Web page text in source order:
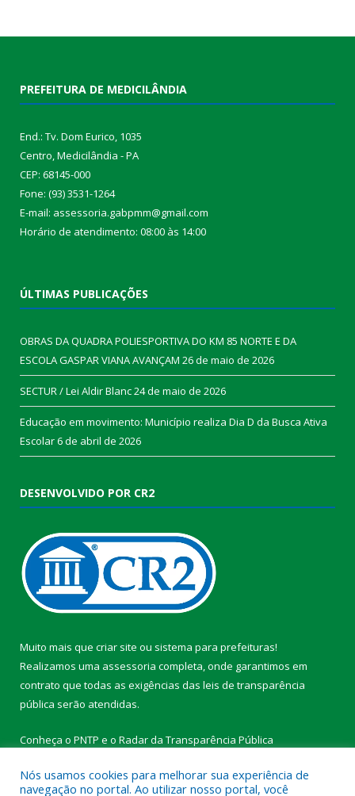
PREFEITURA DE MEDICILÂNDIA
End.: Tv. Dom Eurico, 1035
Centro, Medicilândia - PA
CEP: 68145-000
Fone: (93) 3531-1264
E-mail: assessoria.gabpmm@gmail.com
Horário de atendimento: 08:00 às 14:00
ÚLTIMAS PUBLICAÇÕES
OBRAS DA QUADRA POLIESPORTIVA DO KM 85 NORTE E DA
ESCOLA GASPAR VIANA AVANÇAM 26 de maio de 2026
SECTUR / Lei Aldir Blanc24 de maio de 2026
Educação em movimento: Município realiza Dia D da Busca Ativa
Escolar6 de abril de 2026
DESENVOLVIDO POR CR2
Muito mais que criar site ou sistema para prefeituras!
Realizamos uma assessoria completa, onde garantimos em
contrato que todas as exigências das leis de transparência
pública serão atendidas.
Conheça o PNTP e o Radar da Transparência Pública
Nós usamos cookies para melhorar sua experiência de
navegação no portal. Ao utilizar nosso portal, você